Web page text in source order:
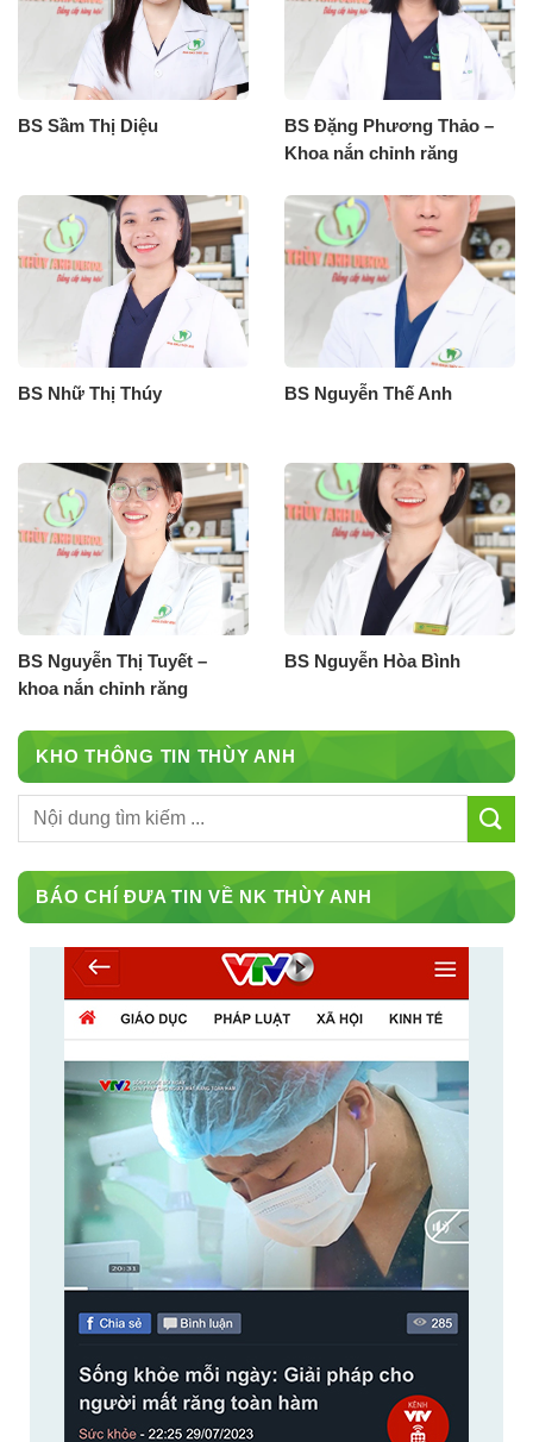
BS Sầm Thị Diệu
BS Đặng Phương Thảo –
Khoa nắn chỉnh răng
BS Nhữ Thị Thúy BS Nguyễn Thế Anh
BS Nguyễn Thị Tuyết –
khoa nắn chỉnh răng
BS Nguyễn Hòa Bình
KHO THÔNG TIN THÙY ANH
BÁO CHÍ ĐƯA TIN VỀ NK THÙY ANH